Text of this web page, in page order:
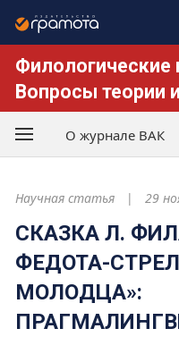
Филологические
Вопросы теории
О журнале ВАК
Научная статья 29
СКАЗКА Л.
ФЕДОТА-
МОЛОДЦА»: